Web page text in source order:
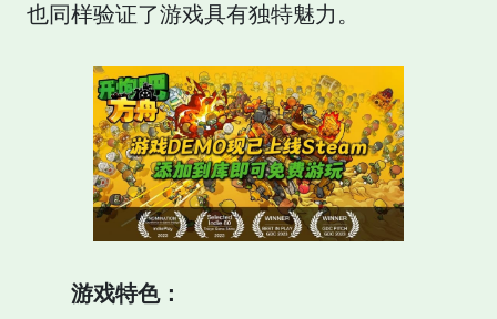
也同样验证了游戏具有独特魅力。
游戏特色：